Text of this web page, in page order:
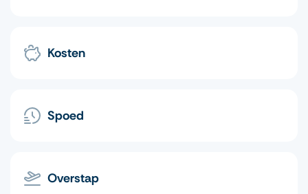
Kosten
Spoed
Overstap